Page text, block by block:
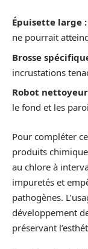
Épuisette large :
ne pourrait
Brosse
incrustations
Robot
le fond et les
Pour compléter
produits
au chlore à
impuretés et
pathogènes.
développement
préservant